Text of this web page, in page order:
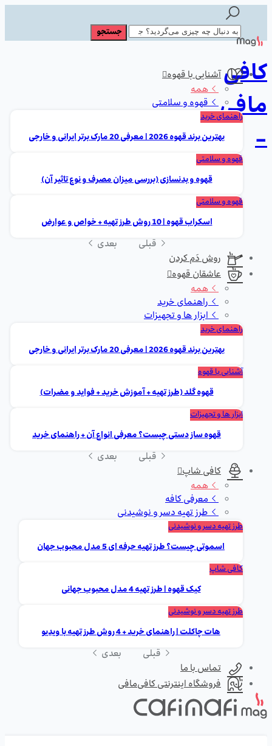
کافی
مافی
-
آشنایی با قهوه
همه
قهوه و سلامتی
راهنمای خرید
بهترین برند قهوه 2026 | معرفی 20 مارک برتر ایرانی و خارجی
قهوه و سلامتی
قهوه و بدنسازی (بررسی میزان مصرف و نوع تاثیر آن)
قهوه و سلامتی
اسکراب قهوه | 10 روش طرز تهیه + خواص و عوارض
قبلی
بعدی
روش دَم کردن
عاشقان قهوه
همه
راهنمای خرید
ابزار ها و تجهیزات
راهنمای خرید
بهترین برند قهوه 2026 | معرفی 20 مارک برتر ایرانی و خارجی
آشنایی با قهوه
قهوه گلد (طرز تهیه + آموزش خرید + فواید و مضرات)
ابزار ها و تجهیزات
قهوه ساز دستی چیست؟ معرفی انواع آن + راهنمای خرید
قبلی
بعدی
کافی شاپ
همه
معرفی کافه
طرز تهیه دسر و نوشیدنی
طرز تهیه دسر و نوشیدنی
اسموتی چیست؟ طرز تهیه حرفه ای 5 مدل محبوب جهان
کافی شاپ
کیک قهوه | طرز تهیه 4 مدل محبوب جهانی
طرز تهیه دسر و نوشیدنی
هات چاکلت | راهنمای خرید + 4 روش طرز تهیه با ویدیو
قبلی
بعدی
تماس با ما
فروشگاه اینترنتی کافی‌مافی